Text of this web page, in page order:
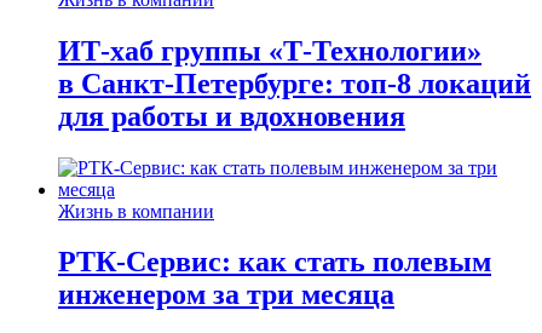
ИТ-хаб группы «Т-Технологии»
в Санкт-Петербурге: топ-8 локаций
для работы и вдохновения
Жизнь в компании
РТК-Сервис: как стать полевым
инженером за три месяца